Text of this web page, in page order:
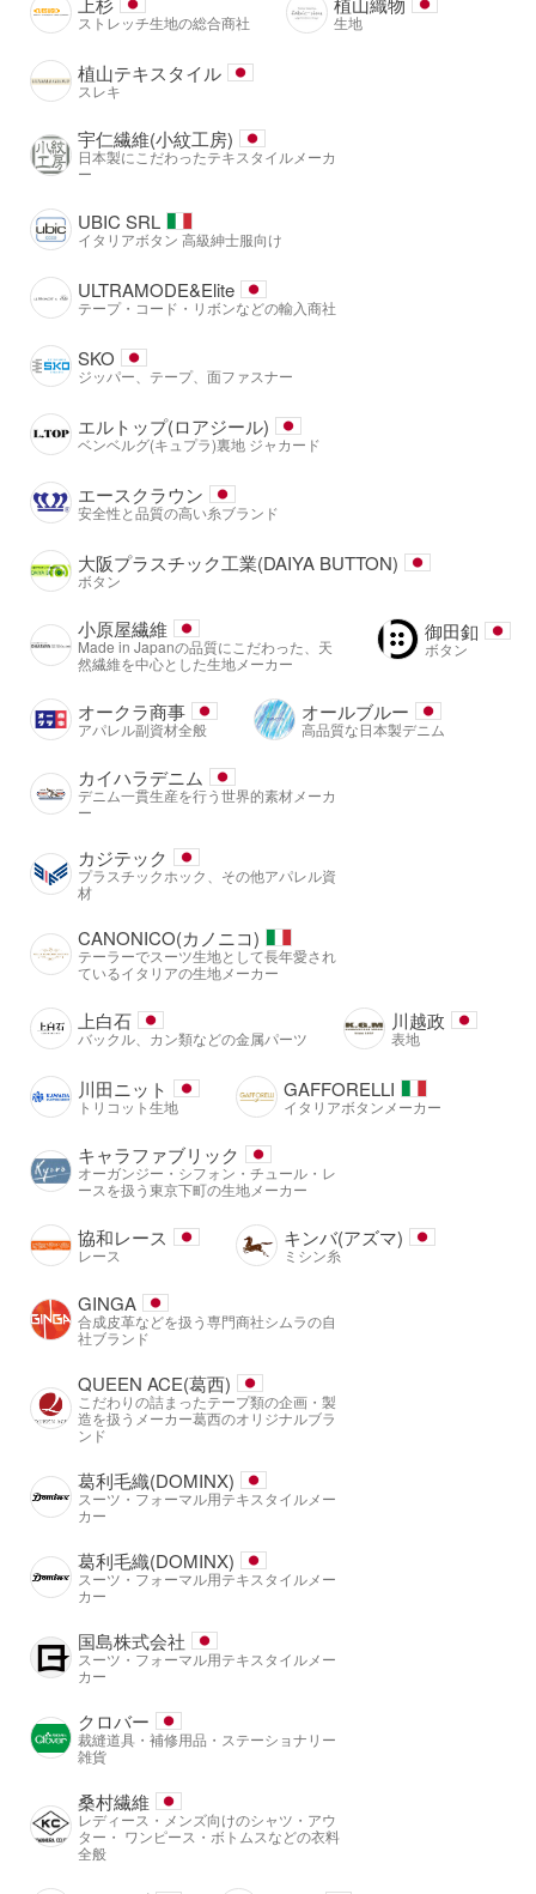
ストレッチ生地の総合商社 生地
植山テキスタイル
スレキ
宇仁繊維(小紋工房)
日本製にこだわったテキスタイルメーカ
ー
UBIC SRL
イタリアボタン 高級紳士服向け
ULTRAMODE&Elite
テープ・コード・リボンなどの輸入商社
SKO
ジッパー、テープ、面ファスナー
エルトップ(ロアジール)
ベンベルグ(キュプラ)裏地 ジャカード
エースクラウン
安全性と品質の高い糸ブランド
大阪プラスチック工業(DAIYA BUTTON)
ボタン
小原屋繊維
Made in Japanの品質にこだわった、天
然繊維を中心とした生地メーカー
御田釦
ボタン
オークラ商事
アパレル副資材全般
オールブルー
高品質な日本製デニム
カイハラデニム
デニム一貫生産を行う世界的素材メーカ
ー
カジテック
プラスチックホック、その他アパレル資
材
CANONICO(カノニコ)
テーラーでスーツ生地として長年愛され
ているイタリアの生地メーカー
上白石
バックル、カン類などの金属パーツ
川越政
表地
川田ニット
トリコット生地
GAFFORELLI
イタリアボタンメーカー
キャラファブリック
オーガンジー・シフォン・チュール・レ
ースを扱う東京下町の生地メーカー
協和レース
レース
キンバ(アズマ)
ミシン糸
GINGA
合成皮革などを扱う専門商社シムラの自
社ブランド
QUEEN ACE(葛西)
こだわりの詰まったテープ類の企画・製
造を扱うメーカー葛西のオリジナルブラ
ンド
葛利毛織(DOMINX)
スーツ・フォーマル用テキスタイルメー
カー
葛利毛織(DOMINX)
スーツ・フォーマル用テキスタイルメー
カー
国島株式会社
スーツ・フォーマル用テキスタイルメー
カー
クロバー
裁縫道具・補修用品・ステーショナリー
雑貨
桑村繊維
レディース・メンズ向けのシャツ・アウ
ター・ ワンピース・ボトムスなどの衣料
全般